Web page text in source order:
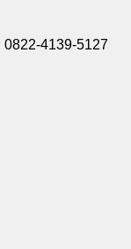
0822-4139-5127